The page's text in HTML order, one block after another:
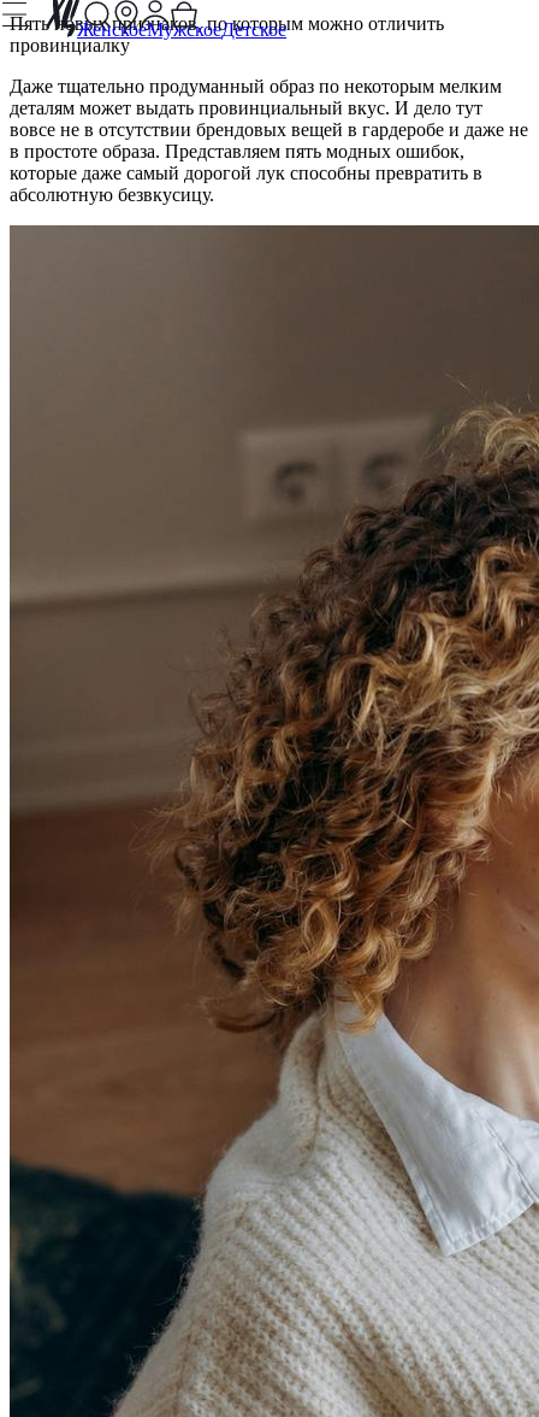
ЖенскоеМужскоеДетское
Пять новых признаков, по которым можно отличить
провинциалку
Даже тщательно продуманный образ по некоторым мелким
деталям может выдать провинциальный вкус. И дело тут
вовсе не в отсутствии брендовых вещей в гардеробе и даже не
в простоте образа. Представляем пять модных ошибок,
которые даже самый дорогой лук способны превратить в
абсолютную безвкусицу.